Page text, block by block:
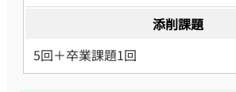
添削課題
5回＋卒業課題1回